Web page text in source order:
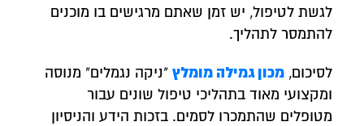
לגשת לטיפול, יש זמן שאתם מרגישים בו מוכנים
להתמסר לתהליך.
לסיכום, מכון גמילה מומלץ "ניקה נגמלים" מנוסה
ומקצועי מאוד בתהליכי טיפול שונים עבור
מטופלים שהתמכרו לסמים. בזכות הידע והניסיון